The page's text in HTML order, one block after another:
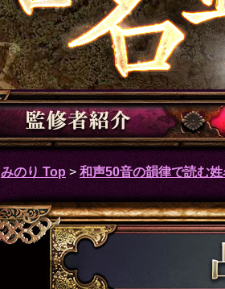
みのり Top>和声50音の韻律で読む